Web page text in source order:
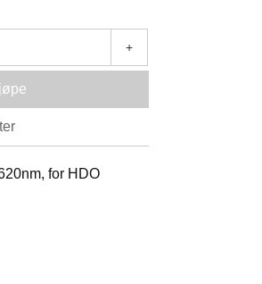
+
for HDO